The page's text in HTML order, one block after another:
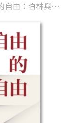
伯林與施特勞斯的思想紛爭